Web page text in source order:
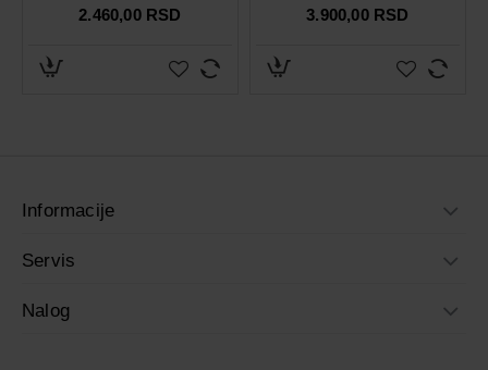
2.460,00 RSD 3.900,00 RSD
Informacije
Servis
Nalog